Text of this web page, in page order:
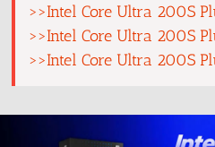
>>Intel Core Ultra 200S
>>Intel Core Ultra 200S
>>Intel Core Ultra 200S